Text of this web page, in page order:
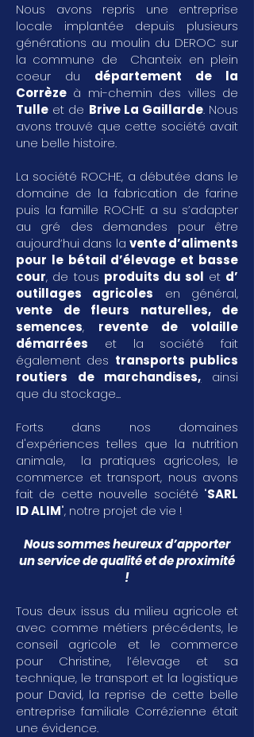
Nous avons repris une entreprise
locale implantée depuis plusieurs
générations au moulin du DEROC sur
la commune de Chanteix en plein
coeur du département de la
Corrèze à mi-chemin des villes de
Tulle et de Brive La Gaillarde. Nous
avons trouvé que cette société avait
une belle histoire.
La société ROCHE, a débutée dans le
domaine de la fabrication de farine
puis la famille ROCHE a su s’adapter
au gré des demandes pour être
aujourd’hui dans la vente d’aliments
pour le bétail d’élevage et basse
cour, de tous produits du sol et d’
outillages agricoles en général,
vente de fleurs naturelles, de
semences, revente de volaille
démarrées et la société fait
également des transports publics
routiers de marchandises, ainsi
que du stockage...
Forts dans nos domaines
d'expériences telles que la nutrition
animale, la pratiques agricoles, le
commerce et transport, nous avons
fait de cette nouvelle société "SARL
ID ALIM", notre projet de vie !
Nous sommes heureux d’apporter
un service de qualité et de proximité
!
Tous deux issus du milieu agricole et
avec comme métiers précédents, le
conseil agricole et le commerce
pour Christine, l’élevage et sa
technique, le transport et la logistique
pour David, la reprise de cette belle
entreprise familiale Corrézienne était
une évidence.